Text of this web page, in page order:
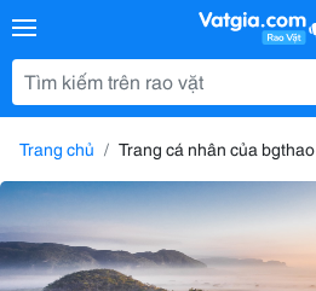
Trang chủ Trang cá nhân của bgthao